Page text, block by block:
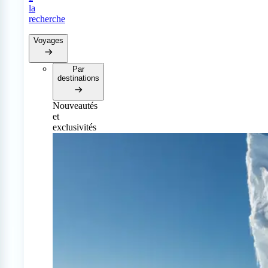
la
recherche
Voyages
Par
destinations
Nouveautés
et
exclusivités